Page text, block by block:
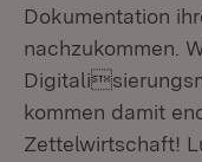
Dokumentation
nachzukommen.
kommen damit
Zettelwirtschaft!